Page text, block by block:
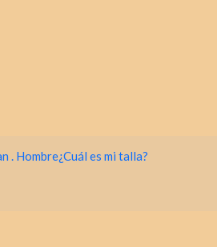
. Hombre¿Cuál es mi talla?